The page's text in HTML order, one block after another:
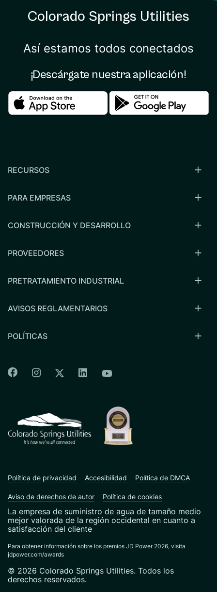
Colorado Springs Utilities
Así estamos todos conectados
¡Descárgate nuestra aplicación!
Download in the apple storeDownload in the
RECURSOS
PARA EMPRESAS
CONSTRUCCIÓN Y DESARROLLO
PROVEEDORES
PRETRATAMIENTO INDUSTRIAL
AVISOS REGLAMENTARIOS
POLÍTICAS
Colorado Springs Facebook
Colorado Springs Instagram
Colorado Springs Twitter
Colorado Springs Linkedin
Colorado Springs
La empresa de suministro de agua de tamaño medio
mejor valorada de la región occidental en cuanto a
satisfacción del cliente
Para obtener información sobre los premios JD Power 2026, visita
jdpower.com/awards
© 2026 Colorado Springs Utilities. Todos los
derechos reservados.
Política de privacidad Accesibilidad Política de DMCA
Aviso de derechos de autor Política de cookies